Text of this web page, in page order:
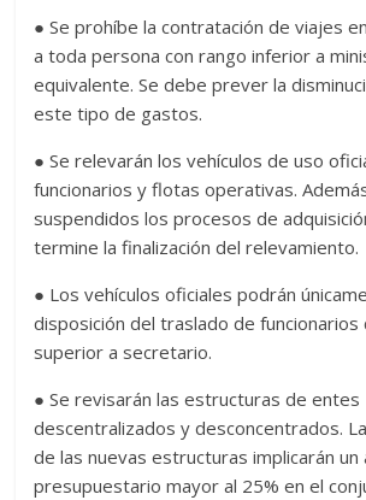
● Se prohíbe la contratación de viajes
a toda persona con rango inferior a
equivalente. Se debe prever la
este tipo de gastos.
● Se relevarán los vehículos de uso
funcionarios y flotas operativas.
suspendidos los procesos de
termine la finalización del relevamiento.
● Los vehículos oficiales podrán
disposición del traslado de funcionarios
superior a secretario.
● Se revisarán las estructuras de entes
descentralizados y desconcentrados.
de las nuevas estructuras implicarán un
presupuestario mayor al 25% en el